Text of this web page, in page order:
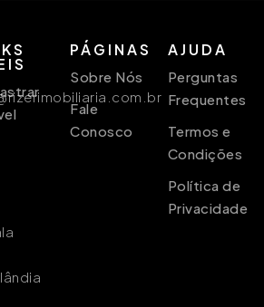
PÁGINAS
Sobre Nós
Fale
Conosco
AJUDA
Perguntas
Frequentes
Termos e
Condições
Política de
Privacidade